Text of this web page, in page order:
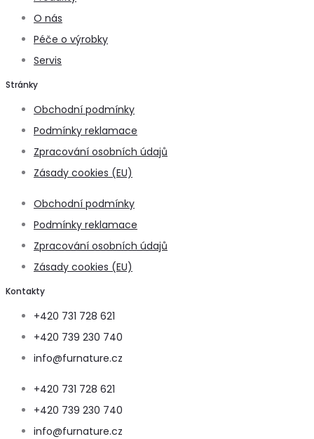
O nás
Péče o výrobky
Servis
Stránky
Obchodní podmínky
Podmínky reklamace
Zpracování osobních údajů
Zásady cookies (EU)
Obchodní podmínky
Podmínky reklamace
Zpracování osobních údajů
Zásady cookies (EU)
Kontakty
+420 731 728 621
+420 739 230 740
info@furnature.cz
+420 731 728 621
+420 739 230 740
info@furnature.cz